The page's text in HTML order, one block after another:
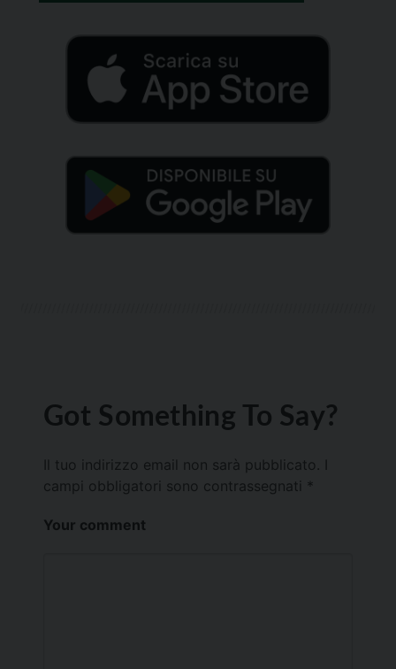
Got Something To Say?
Il tuo indirizzo email non sarà pubblicato.
campi obbligatori sono contrassegnati *
Your comment